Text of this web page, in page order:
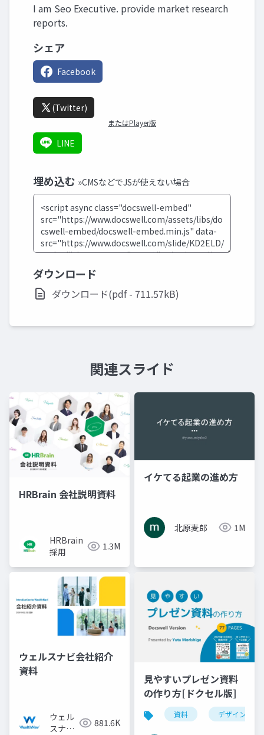
I am Seo Executive. provide market research
reports.
シェア
Facebook
(Twitter)
またはPlayer版
LINE
埋め込む »CMSなどでJSが使えない場合
ダウンロード
ダウンロード(pdf - 711.57kB)
関連スライド
HRBrain 会社説明資料
HRBrain
採用
1.3M
イケてる起業の進め方
北原麦郎 1M
ウェルスナビ会社紹介
資料
ウェル
スナビ
881.6K
見やすいプレゼン資料
の作り方[ドクセル版]
資料 デザイン